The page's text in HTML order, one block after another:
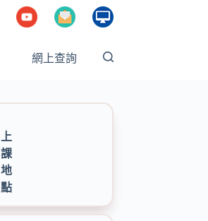
網上查詢
上
課
地
點